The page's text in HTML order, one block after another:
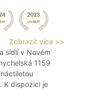
Zobrazit více >>
sídlí v Novém
1159
K dispozici je